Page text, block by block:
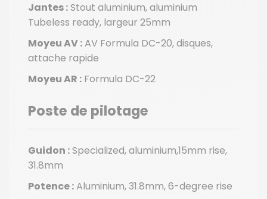
Jantes :Stout aluminium, aluminium
Tubeless ready, largeur 25mm
Moyeu AV :AV Formula DC-20, disques,
attache rapide
Moyeu AR : Formula DC-22
Poste de pilotage
Guidon :Specialized, aluminium,15mm rise,
31.8mm
Potence :Aluminium, 31.8mm, 6-degree rise